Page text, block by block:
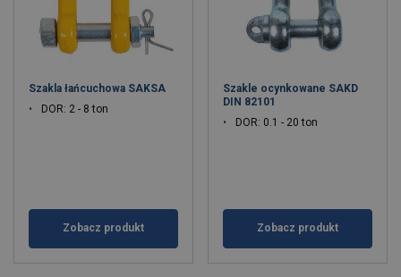
Szakla łańcuchowa SAKSA
DOR: 2 - 8 ton
Zobacz produkt
Szakle ocynkowane SAKD
DIN 82101
DOR: 0.1 - 20 ton
Zobacz produkt